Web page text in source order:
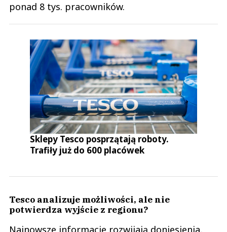
ponad 8 tys. pracowników.
Sklepy Tesco posprzątają roboty.
Trafiły już do 600 placówek
Tesco analizuje możliwości, ale nie
potwierdza wyjście z regionu?
Najnowsze informacje rozwijają doniesienia,